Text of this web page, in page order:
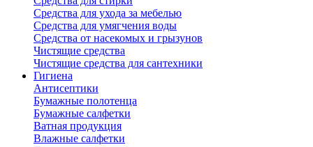
Средства для ухода за мебелью
Средства для умягчения воды
Средства от насекомых и грызунов
Чистящие средства
Чистящие средства для сантехники
Гигиена
Антисептики
Бумажные полотенца
Бумажные салфетки
Ватная продукция
Влажные салфетки